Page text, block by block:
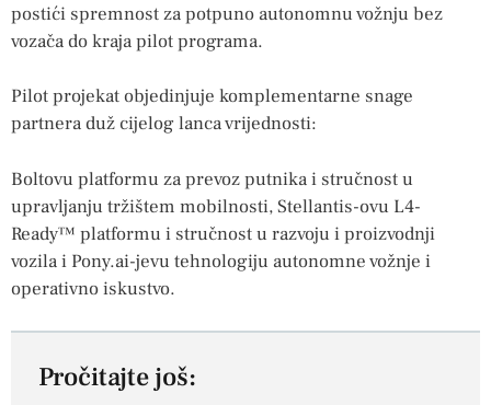
postići spremnost za potpuno autonomnu vožnju bez
vozača do kraja pilot programa.
Pilot projekat objedinjuje komplementarne snage
partnera duž cijelog lanca vrijednosti:
Boltovu platformu za prevoz putnika i stručnost u
upravljanju tržištem mobilnosti, Stellantis-ovu L4-
Ready™ platformu i stručnost u razvoju i proizvodnji
vozila i Pony.ai-jevu tehnologiju autonomne vožnje i
operativno iskustvo.
Pročitajte još: